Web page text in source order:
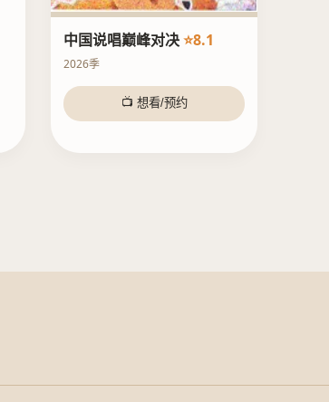
中国说唱巅峰对决⭐8.1
2026季
📺 想看/预约